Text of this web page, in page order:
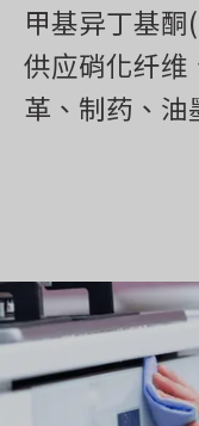
甲基异丁基酮
供应硝化纤维
革、制药、油